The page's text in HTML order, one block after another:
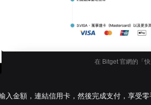
在 Bitget 官網的「
入金額，連結信用卡，然後完成支付，享受零